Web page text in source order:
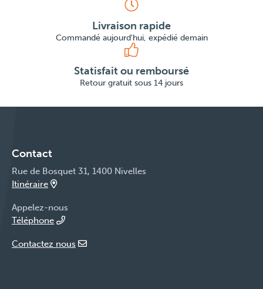
Livraison rapide
Commandé aujourd'hui, expédié demain
Statisfait ou remboursé
Retour gratuit sous 14 jours
Contact
Rue de Bosquet 31, 1400 Nivelles
Itinéraire
Appelez-nous
Téléphone
Contactez nous